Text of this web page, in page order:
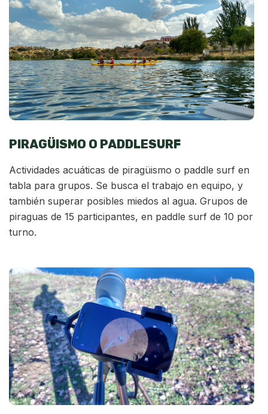
PIRAGÜISMO O PADDLESURF
Actividades acuáticas de piragüismo o paddle surf en
tabla para grupos. Se busca el trabajo en equipo, y
también superar posibles miedos al agua. Grupos de
piraguas de 15 participantes, en paddle surf de 10 por
turno.